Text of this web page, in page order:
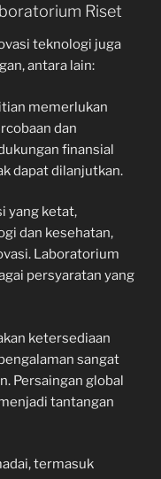
Riset
teknologi juga
antara lain:
memerlukan
dan
finansial
dapat dilanjutkan.
yang ketat,
dan kesehatan,
Laboratorium
persyaratan yang
ketersediaan
sangat
Persaingan global
tantangan
termasuk